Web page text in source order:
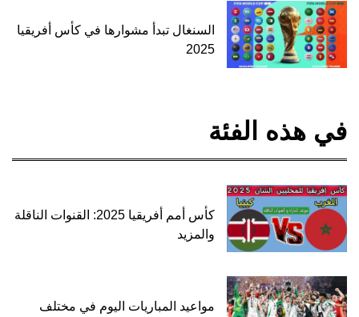
السنغال تبدأ مشوارها في كأس أفريقيا
2025
في هذه الفئة
كأس أمم أفريقيا 2025: القنوات الناقلة
والمزيد
مواعيد المباريات اليوم في مختلف